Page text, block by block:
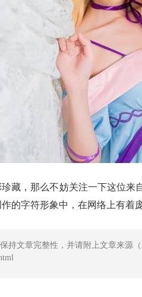
藏，那么不妨关注一下这位来
的字符形象中，在网络上有着
持文章完整性，并请附上文章来源